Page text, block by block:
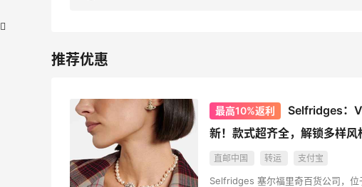
最高10%返利
Selfridges：
新！款式超齐全，解锁多样风
直邮中国 转运 支付宝
Selfridges 塞尔福里奇百货公司，
【55专享】Bobbi Brown 美网：美妆礼
遇！满$150立省$50
满赠正装橘子眼霜+精华唇蜜等好礼
Bobbi Brown